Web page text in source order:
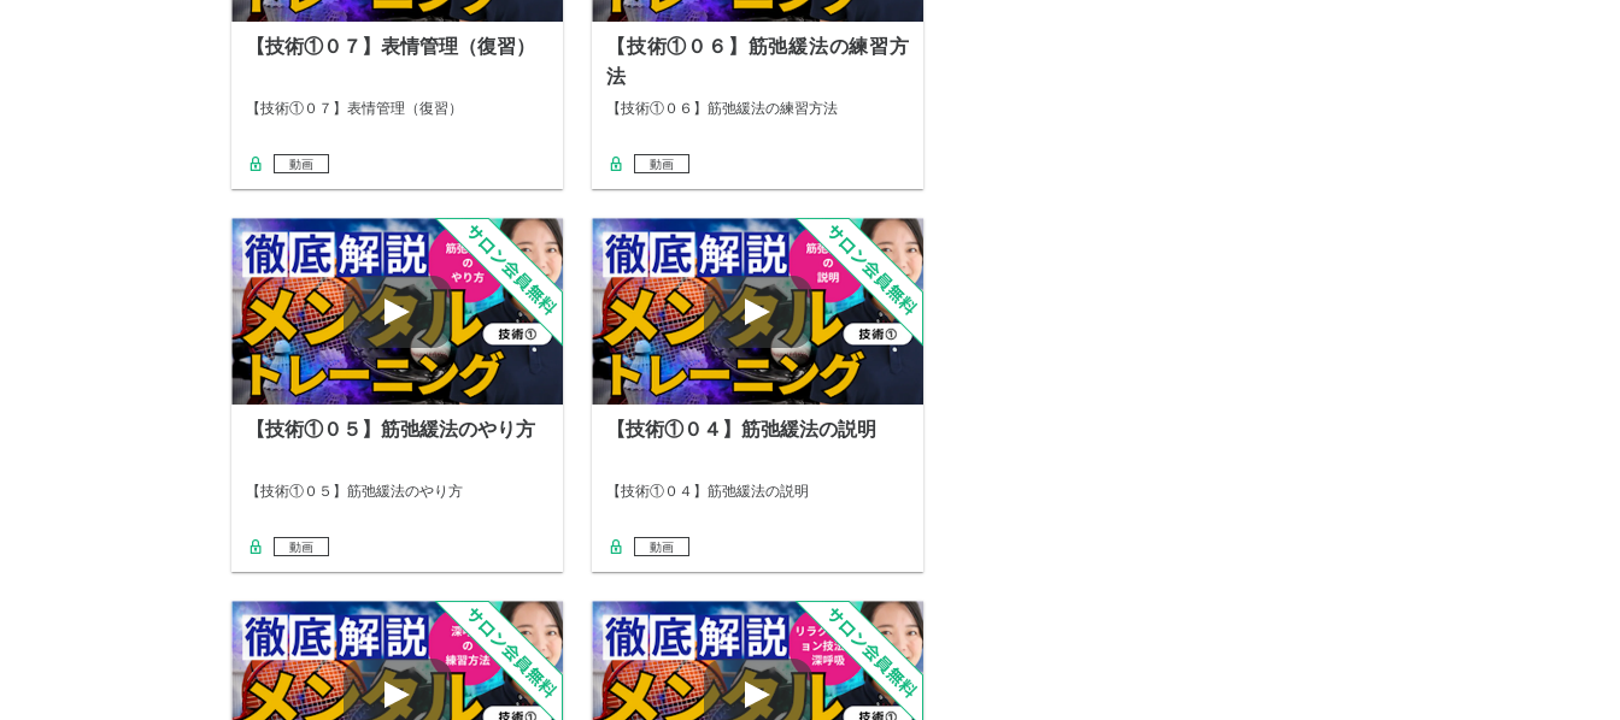
【技術①０７】表情管理（復習）
【技術①０７】表情管理（復習）
動画
【技術①０６】筋弛緩法の練習方
法
【技術①０６】筋弛緩法の練習方法
動画
【技術①０５】筋弛緩法のやり方
【技術①０５】筋弛緩法のやり方
動画
【技術①０４】筋弛緩法の説明
【技術①０４】筋弛緩法の説明
動画